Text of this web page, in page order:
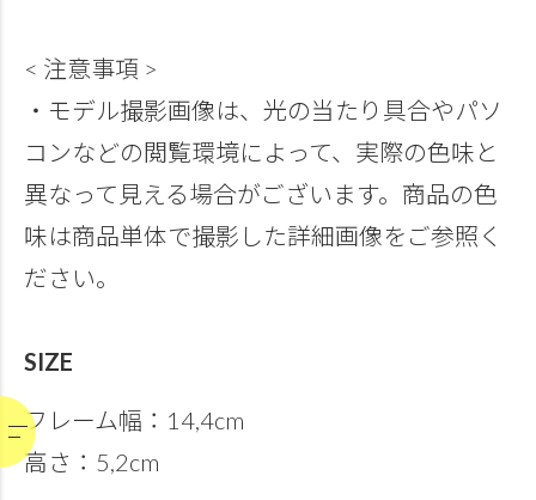
< 注意事項 >
・モデル撮影画像は、光の当たり具合やパソ
コンなどの閲覧環境によって、実際の色味と
異なって見える場合がございます。商品の色
味は商品単体で撮影した詳細画像をご参照く
ださい。
SIZE
フレーム幅：14,4cm
高さ：5,2cm